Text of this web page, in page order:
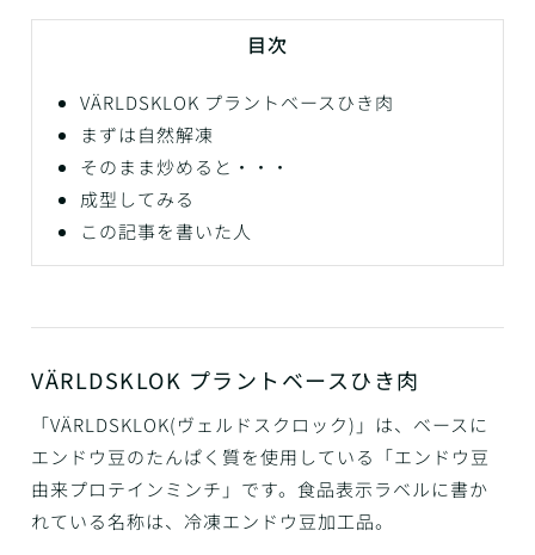
目次
VÄRLDSKLOK プラントベースひき肉
まずは自然解凍
そのまま炒めると・・・
成型してみる
この記事を書いた人
VÄRLDSKLOK プラントベースひき肉
「VÄRLDSKLOK(ヴェルドスクロック)」は、ベースに
エンドウ豆のたんぱく質を使用している「エンドウ豆
由来プロテインミンチ」です。食品表示ラベルに書か
れている名称は、冷凍エンドウ豆加工品。